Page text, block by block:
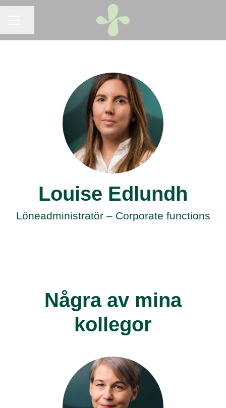
Louise Edlundh
Löneadministratör – Corporate functions
Några av mina
kollegor